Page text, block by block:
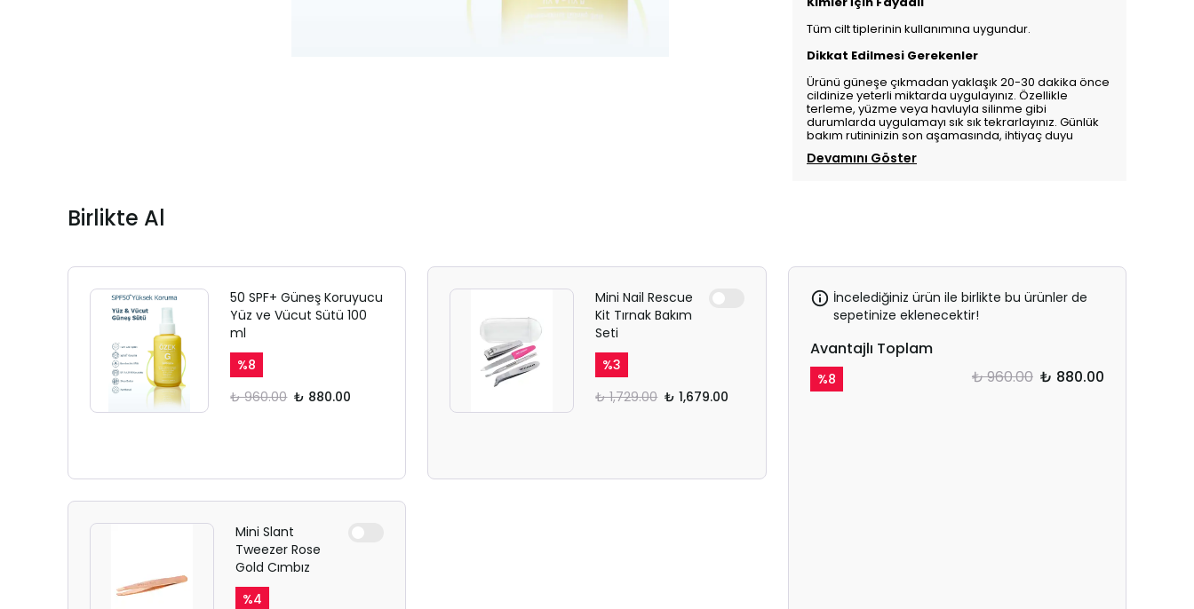
Tüm cilt tiplerinin kullanımına uygundur.
Dikkat Edilmesi Gerekenler
Ürünü güneşe çıkmadan yaklaşık 20-30 dakika önce
cildinize yeterli miktarda uygulayınız. Özellikle
terleme, yüzme veya havluyla silinme gibi
durumlarda uygulamayı sık sık tekrarlayınız. Günlük
bakım rutininizin son aşamasında, ihtiyaç duyu
Devamını Göster
Birlikte Al
50 SPF+ Güneş Koruyucu
Yüz ve Vücut Sütü 100
ml
%8
₺ 960.00 ₺ 880.00
Mini Nail Rescue
Kit Tırnak Bakım
Seti
%3
₺ 1,729.00 ₺ 1,679.00
Mini Slant
Tweezer Rose
Gold Cımbız
%4
İncelediğiniz ürün ile birlikte bu ürünler de
sepetinize eklenecektir!
Avantajlı Toplam
%8 ₺ 960.00 ₺ 880.00